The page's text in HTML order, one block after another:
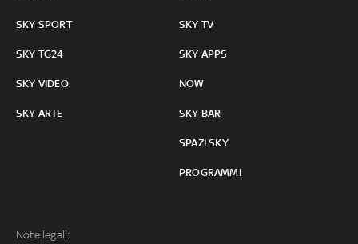
SKY SPORT
SKY TG24
SKY VIDEO
SKY ARTE
SKY TV
SKY APPS
NOW
SKY BAR
SPAZI SKY
PROGRAMMI
Note legali: